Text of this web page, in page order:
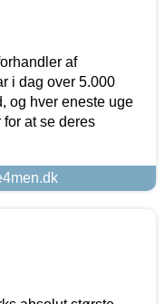
af
i dag over 5.000
og hver eneste uge
at se deres